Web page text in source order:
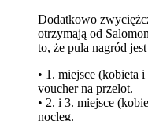
Dodatkowo
otrzymają od
to, że pula nagród
•⁠ ⁠1. miejsce (kobieta
voucher na przelot.
•⁠ ⁠2. i 3. miejsce
nocleg.